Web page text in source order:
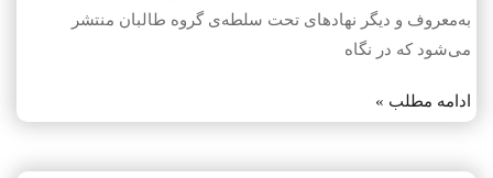
به‌معروف و دیگر نهادهای تحت سلطه‌ی گروه طالبان منتشر
می‌شود که در نگاه
ادامه مطلب »